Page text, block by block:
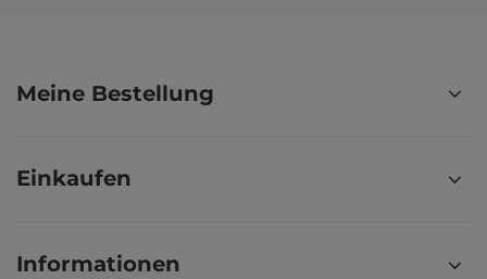
Meine Bestellung
Einkaufen
Informationen